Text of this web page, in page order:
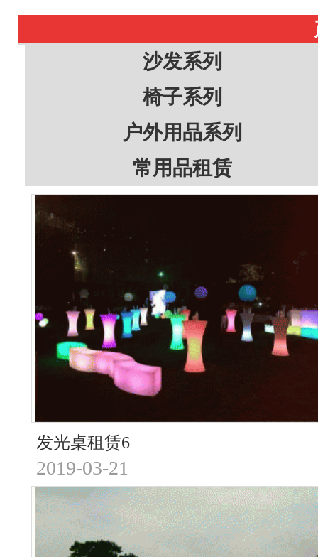
沙发系列
椅子系列
户外用品系列
常用品租赁
发光桌租赁6
2019-03-21